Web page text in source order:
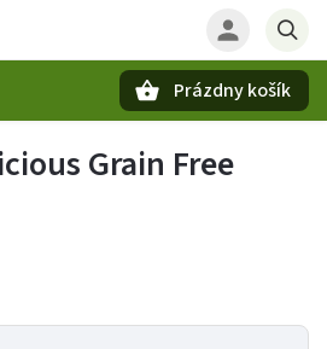
Prázdny košík
Grain Free